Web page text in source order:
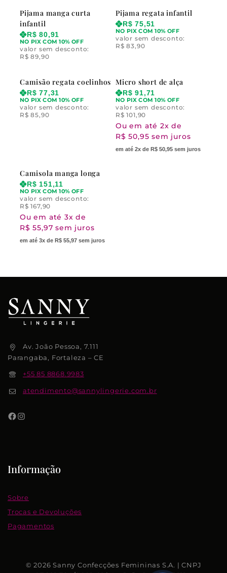
Pijama manga curta
infantil
R$ 80,91
NO PIX COM 10% OFF
valor sem desconto:
R$ 89,90
Pijama regata infantil
R$ 75,51
NO PIX COM 10% OFF
valor sem desconto:
R$ 83,90
Camisão regata coelinhos
R$ 77,31
NO PIX COM 10% OFF
valor sem desconto:
R$ 85,90
Micro short de alça
R$ 91,71
NO PIX COM 10% OFF
valor sem desconto:
R$ 101,90
Ou em até 2x de
R$ 50,95 sem juros
em até 2x de R$ 50,95 sem juros
Camisola manga longa
R$ 151,11
NO PIX COM 10% OFF
valor sem desconto:
R$ 167,90
Ou em até 3x de
R$ 55,97 sem juros
em até 3x de R$ 55,97 sem juros
Av. João Pessoa, 7.111
Parangaba, Fortaleza – CE
+55 85 8868.9983
atendimento@sannylingerie.com.br
Informação
Sobre
Trocas e Devoluções
Pagamentos
© 2026 Sanny Confecções Femininas S.A. | CNPJ